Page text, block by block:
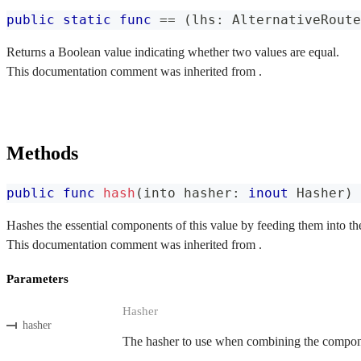
public static func == ( lhs :
Returns a Boolean value indicating whether two values are equal.
This documentation comment was inherited from .
Methods
public func hash ( into hasher : inout Hasher )
Hashes the essential components of this value by feeding them into
This documentation comment was inherited from .
Parameters
hasher
Hasher
The hasher to use when combining the